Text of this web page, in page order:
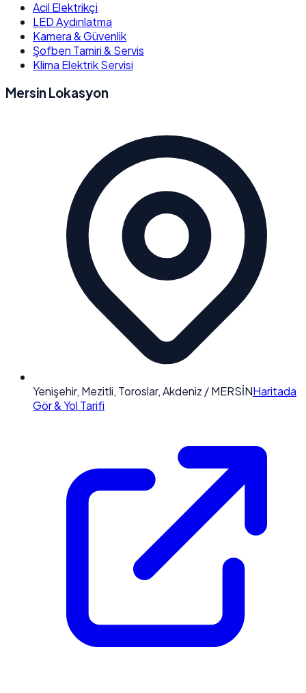
Acil Elektrikçi
LED Aydınlatma
Kamera & Güvenlik
Şofben Tamiri & Servis
Klima Elektrik Servisi
Mersin Lokasyon
Yenişehir, Mezitli, Toroslar, Akdeniz / MERSİNHaritada
Gör & Yol Tarifi